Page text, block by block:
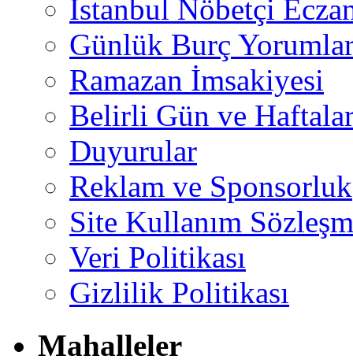
İstanbul Nöbetçi
Günlük Burç
Ramazan İmsakiyesi
Belirli Gün ve
Duyurular
Reklam ve Sponsorluk
Site Kullanım
Veri Politikası
Gizlilik Politikası
Mahalleler